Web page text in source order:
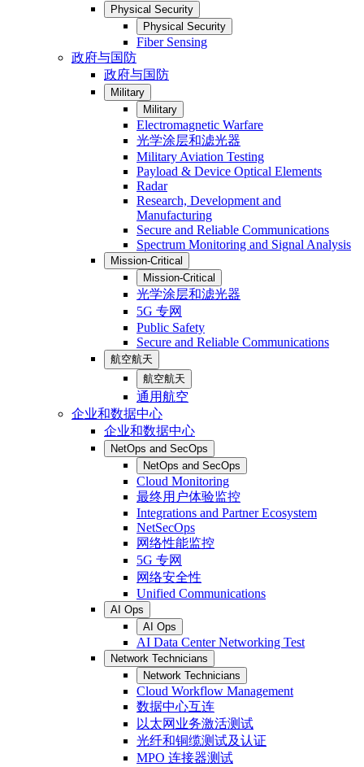
Physical Security
Physical Security
Fiber Sensing
政府与国防
政府与国防
Military
Military
Electromagnetic Warfare
光学涂层和滤光器
Military Aviation Testing
Payload & Device Optical Elements
Radar
Research, Development and
Manufacturing
Secure and Reliable Communications
Spectrum Monitoring and Signal Analysis
Mission-Critical
Mission-Critical
光学涂层和滤光器
5G 专网
Public Safety
Secure and Reliable Communications
航空航天
航空航天
通用航空
企业和数据中心
企业和数据中心
NetOps and SecOps
NetOps and SecOps
Cloud Monitoring
最终用户体验监控
Integrations and Partner Ecosystem
NetSecOps
网络性能监控
5G 专网
网络安全性
Unified Communications
AI Ops
AI Ops
AI Data Center Networking Test
Network Technicians
Network Technicians
Cloud Workflow Management
数据中心互连
以太网业务激活测试
光纤和铜缆测试及认证
MPO 连接器测试